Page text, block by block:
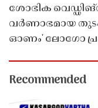
ശോഭിക
വർണാഭമായ
ഓണം' ലോഗോ
Recommended